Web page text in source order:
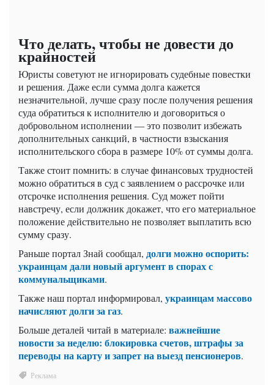
Что делать, чтобы не довести до
крайностей
Юристы советуют не игнорировать судебные повестки
и решения. Даже если сумма долга кажется
незначительной, лучше сразу после получения решения
суда обратиться к исполнителю и договориться о
добровольном исполнении — это позволит избежать
дополнительных санкций, в частности взыскания
исполнительского сбора в размере 10% от суммы долга.
Также стоит помнить: в случае финансовых трудностей
можно обратиться в суд с заявлением о рассрочке или
отсрочке исполнения решения. Суд может пойти
навстречу, если должник докажет, что его материальное
положение действительно не позволяет выплатить всю
сумму сразу.
Раньше портал Знай сообщал, долги можно оспорить:
украинцам дали новый аргумент в спорах с
коммунальщиками.
Также наш портал информировал, украинцам массово
начисляют долги за газ.
Больше деталей читай в материале: важнейшие
новости за неделю: блокировка счетов, штрафы за
переводы на карту и запрет на выезд пенсионеров.